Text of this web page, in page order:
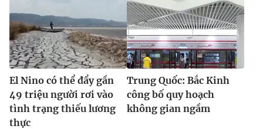
El Nino có thể đẩy gần
49 triệu người rơi vào
tình trạng thiếu lương
thực
Trung Quốc: Bắc Kinh
công bố quy hoạch
không gian ngầm